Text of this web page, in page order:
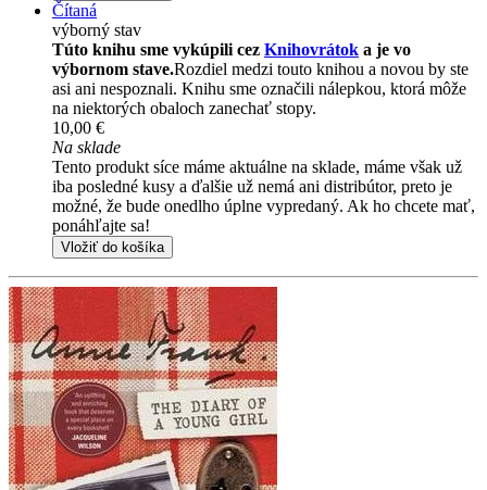
Čítaná
výborný stav
Túto knihu sme vykúpili cez Knihovrátok a je vo
výbornom stave.Rozdiel medzi touto knihou a novou by ste
asi ani nespoznali. Knihu sme označili nálepkou, ktorá môže
na niektorých obaloch zanechať stopy.
10,00 €
Na sklade
Tento produkt síce máme aktuálne na sklade, máme však už
iba posledné kusy a ďalšie už nemá ani distribútor, preto je
možné, že bude onedlho úplne vypredaný. Ak ho chcete mať,
ponáhľajte sa!
Vložiť do košíka